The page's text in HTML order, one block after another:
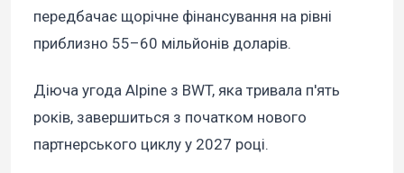
передбачає щорічне фінансування на рівні
приблизно 55–60 мільйонів доларів.
Діюча угода Alpine з BWT, яка тривала п'ять
років, завершиться з початком нового
партнерського циклу у 2027 році.